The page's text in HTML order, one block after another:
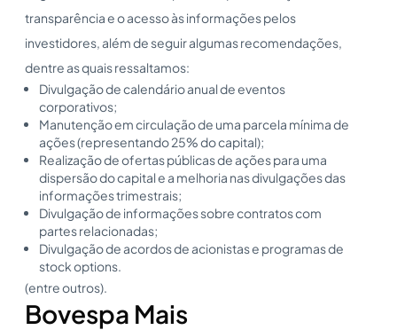
transparência e o acesso às informações pelos
investidores, além de seguir algumas recomendações,
dentre as quais ressaltamos:
Divulgação de calendário anual de eventos
corporativos;
Manutenção em circulação de uma parcela mínima de
ações (representando 25% do capital);
Realização de ofertas públicas de ações para uma
dispersão do capital e a melhoria nas divulgações das
informações trimestrais;
Divulgação de informações sobre contratos com
partes relacionadas;
Divulgação de acordos de acionistas e programas de
stock options.
(entre outros).
Bovespa Mais